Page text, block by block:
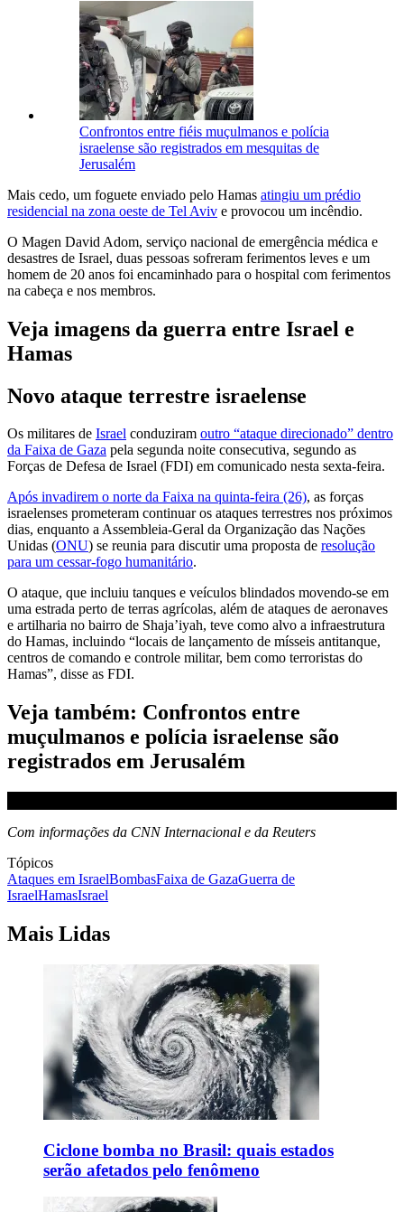
Confrontos entre fiéis muçulmanos e polícia
israelense são registrados em mesquitas de
Jerusalém
Mais cedo, um foguete enviado pelo Hamas atingiu um prédio
residencial na zona oeste de Tel Aviv e provocou um incêndio.
O Magen David Adom, serviço nacional de emergência médica e
desastres de Israel, duas pessoas sofreram ferimentos leves e um
homem de 20 anos foi encaminhado para o hospital com ferimentos
na cabeça e nos membros.
Veja imagens da guerra entre Israel e
Hamas
Novo ataque terrestre israelense
Os militares de Israel conduziram outro “ataque direcionado” dentro
da Faixa de Gaza pela segunda noite consecutiva, segundo as
Forças de Defesa de Israel (FDI) em comunicado nesta sexta-feira.
Após invadirem o norte da Faixa na quinta-feira (26), as forças
israelenses prometeram continuar os ataques terrestres nos próximos
dias, enquanto a Assembleia-Geral da Organização das Nações
Unidas (ONU) se reunia para discutir uma proposta de resolução
para um cessar-fogo humanitário.
O ataque, que incluiu tanques e veículos blindados movendo-se em
uma estrada perto de terras agrícolas, além de ataques de aeronaves
e artilharia no bairro de Shaja’iyah, teve como alvo a infraestrutura
do Hamas, incluindo “locais de lançamento de mísseis antitanque,
centros de comando e controle militar, bem como terroristas do
Hamas”, disse as FDI.
Veja também: Confrontos entre
muçulmanos e polícia israelense são
registrados em Jerusalém
Com informações da CNN Internacional e da Reuters
Tópicos
Ataques em IsraelBombasFaixa de GazaGuerra de
IsraelHamasIsrael
Mais Lidas
Ciclone bomba no Brasil: quais estados
serão afetados pelo fenômeno